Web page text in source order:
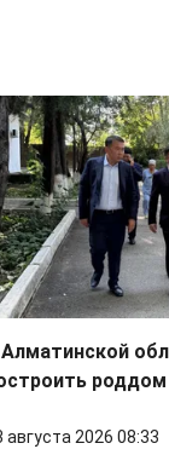
роддом
августа 2026 08:33